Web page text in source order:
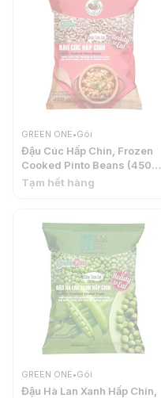
GREEN ONE•Gói
Đậu Cúc Hấp Chín, Frozen
Cooked Pinto Beans (450g)
- GREEN ONE
Tạm hết hàng
GREEN ONE•Gói
Đậu Hà Lan Xanh Hấp Chín,